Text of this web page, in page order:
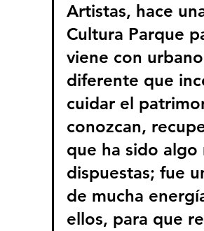
Artistas, hace
Cultura Parque
viene con
diferente que
cuidar el
conozcan,
que ha sido algo
dispuestas; fue
de mucha
ellos, para que